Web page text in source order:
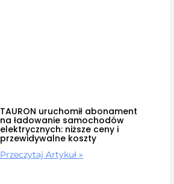
TAURON uruchomił abonament
na ładowanie samochodów
elektrycznych: niższe ceny i
przewidywalne koszty
Przeczytaj Artykuł »